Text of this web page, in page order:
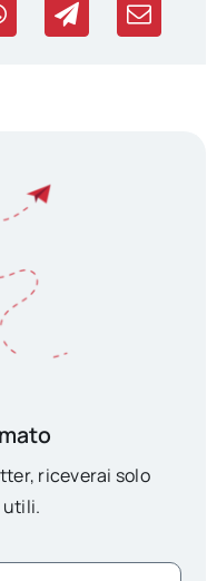
riceverai solo